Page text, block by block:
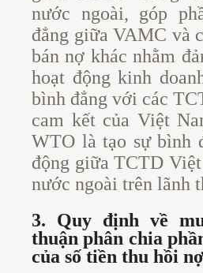
nước ngoài, góp
đẳng giữa VAMC và
bán nợ khác nhằm
hoạt động kinh
bình đẳng với các
cam kết của Việt
WTO là tạo sự bình
động giữa TCTD
nước ngoài trên lãnh
3. Quy định về
thuận phân chia
của số tiền thu hồi